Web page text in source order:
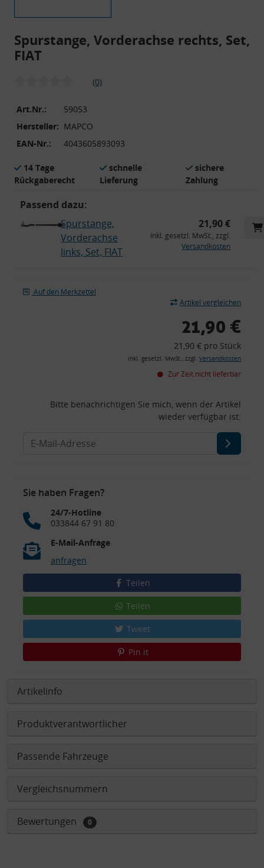
Spurstange, Vorderachse rechts, Set,
FIAT
(0)
Art.Nr.:
59053
Hersteller: MAPCO
EAN-Nr.:
4043605893093
14 Tage
Rückgaberecht
schnelle
Lieferung
sichere
Zahlung
Passend dazu:
Spurstange,
Vorderachse
links, Set, FIAT
21,90 €
inkl. gesetzl. MwSt., zzgl.
Versandkosten
Auf den Merkzettel
Artikel vergleichen
21,90 €
21,90 € pro Stück
inkl. gesetzl. MwSt., zzgl. Versandkosten
Zur Zeit nicht lieferbar
Bitte benachrichtigen Sie mich, wenn der Artikel
wieder verfügbar ist:
Sie haben Fragen?
24/7-Hotline
033844 67 91 80
E-Mail-Anfrage
anfragen
Teilen
Teilen
Tweet
Pin it
Artikelinfo
Produktverantwortlicher
Passende Fahrzeuge
Vergleichsnummern
Bewertungen 0